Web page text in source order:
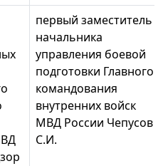
первый заместитель
начальника
управления боевой
подготовки Главного
командования
внутренних войск
МВД России Чепусов
С.И.